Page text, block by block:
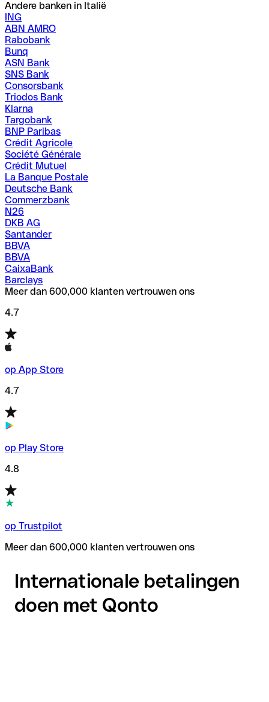
Andere banken in Italië
ING
ABN AMRO
Rabobank
Bunq
ASN Bank
SNS Bank
Consorsbank
Triodos Bank
Klarna
Targobank
BNP Paribas
Crédit Agricole
Société Générale
Crédit Mutuel
La Banque Postale
Deutsche Bank
Commerzbank
N26
DKB AG
Santander
BBVA
BBVA
CaixaBank
Barclays
Meer dan 600,000 klanten vertrouwen ons
4.7
op App Store
4.7
op Play Store
4.8
op Trustpilot
Meer dan 600,000 klanten vertrouwen ons
Internationale betalingen
doen met Qonto